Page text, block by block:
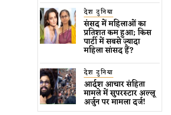
देश दुनिया
संसद में महिलाओं का
प्रतिशत कम ​हुआ​; किस
पार्टी में सबसे ज्यादा
महिला सांसद हैं?
देश दुनिया
आर्दश आचार संहिता
मामले में सुपरस्टार अल्लू
अर्जुन पर मामला दर्ज!